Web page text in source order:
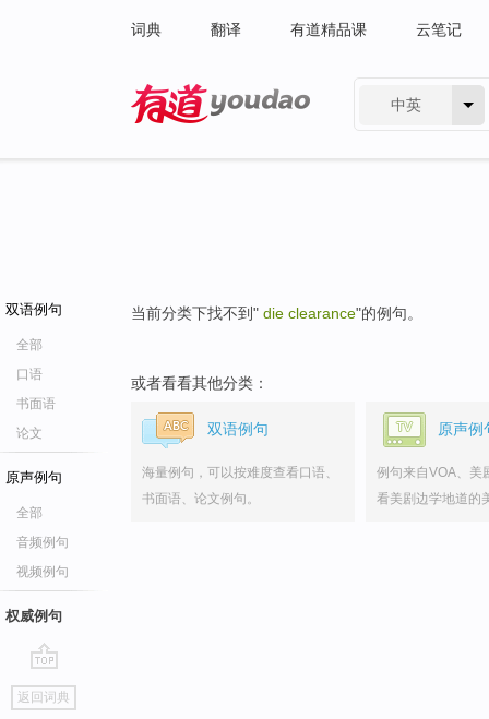
词典 翻译 有道精品课 云笔记
中英
双语例句
全部
口语
书面语
论文
原声例句
全部
音频例句
视频例句
权威例句
go
top
返回词典
当前分类下找不到" die clearance"的例句。
或者看看其他分类：
双语例句
海量例句，可以按难度查看口语、
书面语、论文例句。
原声例
例句来自VOA、美
看美剧边学地道的